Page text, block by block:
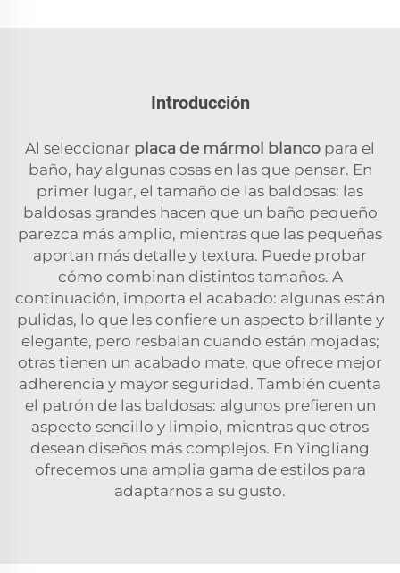
Introducción
Al seleccionar placa de mármol blanco para el
baño, hay algunas cosas en las que pensar. En
primer lugar, el tamaño de las baldosas: las
baldosas grandes hacen que un baño pequeño
parezca más amplio, mientras que las pequeñas
aportan más detalle y textura. Puede probar
cómo combinan distintos tamaños. A
continuación, importa el acabado: algunas están
pulidas, lo que les confiere un aspecto brillante y
elegante, pero resbalan cuando están mojadas;
otras tienen un acabado mate, que ofrece mejor
adherencia y mayor seguridad. También cuenta
el patrón de las baldosas: algunos prefieren un
aspecto sencillo y limpio, mientras que otros
desean diseños más complejos. En Yingliang
ofrecemos una amplia gama de estilos para
adaptarnos a su gusto.